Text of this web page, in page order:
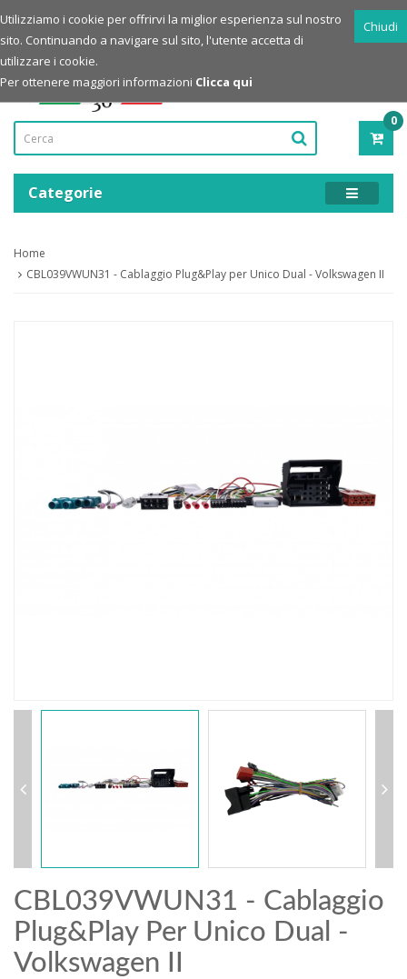
Login
Registrazione
Powered by
0
-
Categorie
Home
CBL039VWUN31 - Cablaggio Plug&Play per Unico Dual - Volkswagen II
CBL039VWUN31 - Cablaggio
Plug&Play Per Unico Dual -
Volkswagen II
Chiudi
Utilizziamo i cookie per offrirvi la miglior esperienza sul nostro
sito. Continuando a navigare sul sito, l'utente accetta di
utilizzare i cookie.
Per ottenere maggiori informazioni Clicca qui